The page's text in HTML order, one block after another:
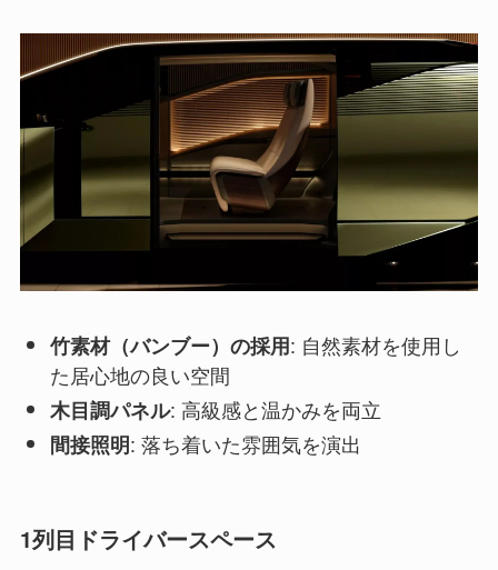
竹素材（バンブー）の採用: 自然素材を使用し
た居心地の良い空間
木目調パネル: 高級感と温かみを両立
間接照明: 落ち着いた雰囲気を演出
1列目ドライバースペース